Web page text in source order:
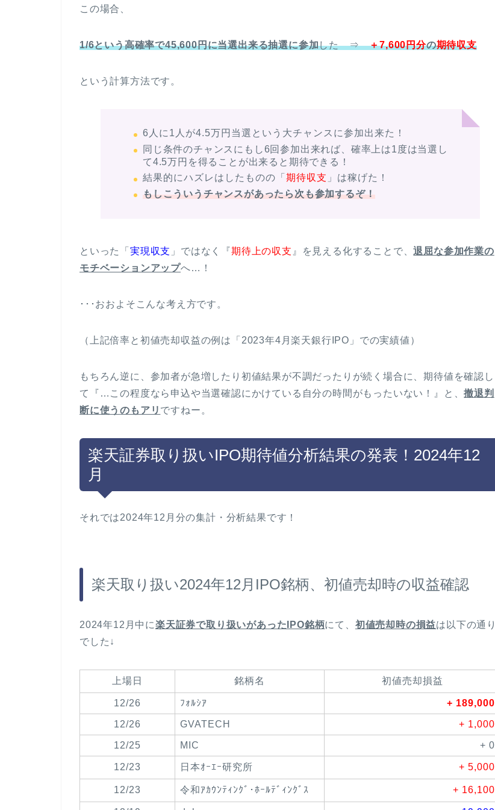
この場合、
1/6という高確率で45,600円に当選出来る抽選に参加した ⇒＋7,600円分の期待収支
という計算方法です。
6人に1人が4.5万円当選という大チャンスに参加出来た！
同じ条件のチャンスにもし6回参加出来れば、確率上は1度は当選し
て4.5万円を得ることが出来ると期待できる！
結果的にハズレはしたものの「 期待収支 」は稼げた！
もしこういうチャンスがあったら次も参加するぞ！
といった「 実現収支 」ではなく『期待上の収支 』を見える化することで、退屈な参加作業の
モチベーションアップへ…！
･･･おおよそこんな考え方です。
（上記倍率と初値売却収益の例は「2023年4月楽天銀行IPO」での実績値）
もちろん逆に、参加者が急増したり初値結果が不調だったりが続く場合に、期待値を確認し
て『…この程度なら申込や当選確認にかけている自分の時間がもったいない！』と、撤退判
断に使うのもアリ ですねー。
楽天証券取り扱いIPO期待値分析結果の発表！2024年12
月
それでは2024年12月分の集計・分析結果です！
楽天取り扱い2024年12月IPO銘柄、初値売却時の収益確認
2024年12月中に楽天証券で取り扱いがあったIPO銘柄にて、 初値売却時の損益は以下の通り
でした↓
上場日 銘柄名 初値売却損益
12/26 ﾌｫﾙｼｱ + 189,000
12/26 GVATECH + 1,000
12/25 MIC + 0
12/23 日本ｵｰｴｰ研究所 + 5,000
12/23 令和ｱｶｳﾝﾃｨﾝｸﾞ･ﾎｰﾙﾃﾞｨﾝｸﾞｽ + 16,100